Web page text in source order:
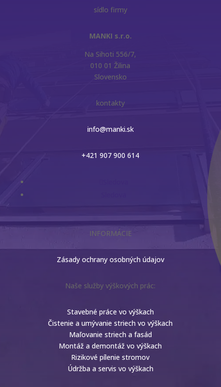
sídlo firmy
MANKI s.r.o.
Na Sihoti 556/7,
010 01 Žilina
Slovensko
kontakty
info@manki.sk
+421 907 900 614
INFORMÁCIE
Zásady ochrany osobných údajov
Naše služby výškových prác:
Stavebné práce vo výškach
Čistenie a umývanie striech vo výškach
Maľovanie striech a fasád
Montáž a demontáž vo výškach
Rizikové pílenie stromov
Údržba a servis vo výškach